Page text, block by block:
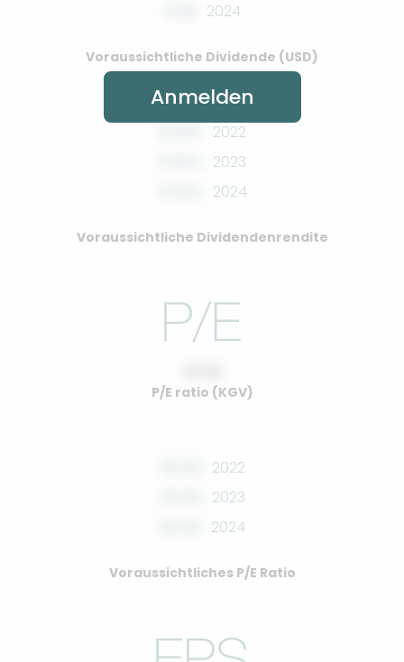
2024
Voraussichtliche Dividende (USD)
2022
2023
2024
Voraussichtliche Dividendenrendite
P/E ratio (KGV)
2022
2023
2024
Voraussichtliches P/E Ratio
Anmelden